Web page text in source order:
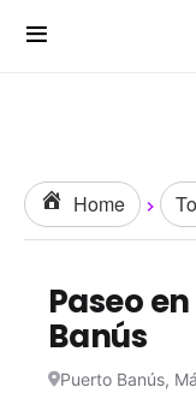
Home
Paseo
Banús
Puerto Banús,